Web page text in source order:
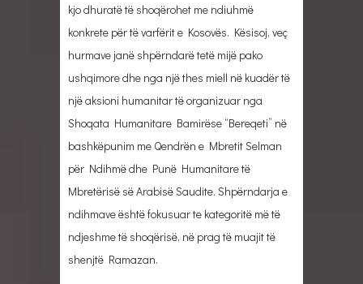
kjo dhuratë të shoqërohet me ndiuhmë
konkrete për të varfërit e Kosovës. Kësisoj, veç
hurmave janë shpërndarë tetë mijë pako
ushqimore dhe nga një thes miell në kuadër të
një aksioni humanitar të organizuar nga
Shoqata Humanitare Bamirëse “Bereqeti” në
bashkëpunim me Qendrën e Mbretit Selman
për Ndihmë dhe Punë Humanitare të
Mbretërisë së Arabisë Saudite. Shpërndarja e
ndihmave është fokusuar te kategoritë më të
ndjeshme të shoqërisë, në prag të muajit të
shenjtë Ramazan.